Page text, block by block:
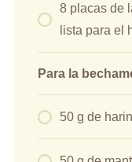
8 placas de
lista para el
Para la
50 g de